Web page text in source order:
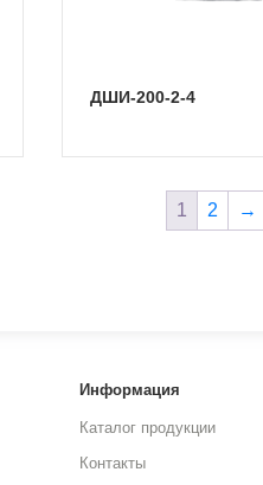
ДШИ-200-2-4
1 2 →
Информация
Каталог продукции
Контакты